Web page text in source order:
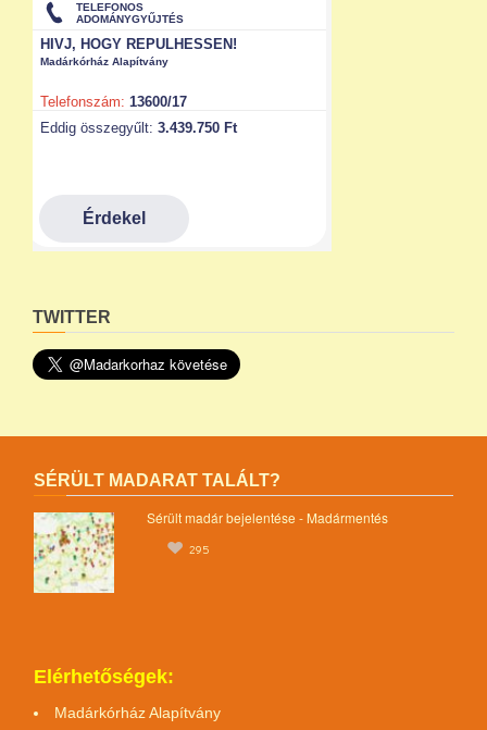
TWITTER
SÉRÜLT MADARAT TALÁLT?
Sérült madár bejelentése - Madármentés
295
Elérhetőségek:
Madárkórház Alapítvány